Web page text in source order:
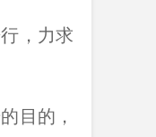
，力求
目的，